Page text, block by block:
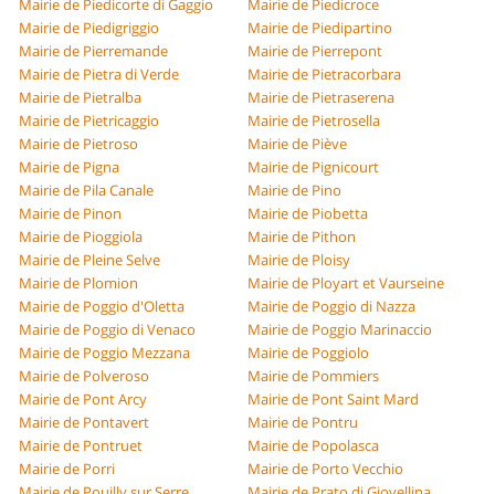
Mairie de Piedicorte di Gaggio
Mairie de Piedicroce
Mairie de Piedigriggio
Mairie de Piedipartino
Mairie de Pierremande
Mairie de Pierrepont
Mairie de Pietra di Verde
Mairie de Pietracorbara
Mairie de Pietralba
Mairie de Pietraserena
Mairie de Pietricaggio
Mairie de Pietrosella
Mairie de Pietroso
Mairie de Piève
Mairie de Pigna
Mairie de Pignicourt
Mairie de Pila Canale
Mairie de Pino
Mairie de Pinon
Mairie de Piobetta
Mairie de Pioggiola
Mairie de Pithon
Mairie de Pleine Selve
Mairie de Ploisy
Mairie de Plomion
Mairie de Ployart et Vaurseine
Mairie de Poggio d'Oletta
Mairie de Poggio di Nazza
Mairie de Poggio di Venaco
Mairie de Poggio Marinaccio
Mairie de Poggio Mezzana
Mairie de Poggiolo
Mairie de Polveroso
Mairie de Pommiers
Mairie de Pont Arcy
Mairie de Pont Saint Mard
Mairie de Pontavert
Mairie de Pontru
Mairie de Pontruet
Mairie de Popolasca
Mairie de Porri
Mairie de Porto Vecchio